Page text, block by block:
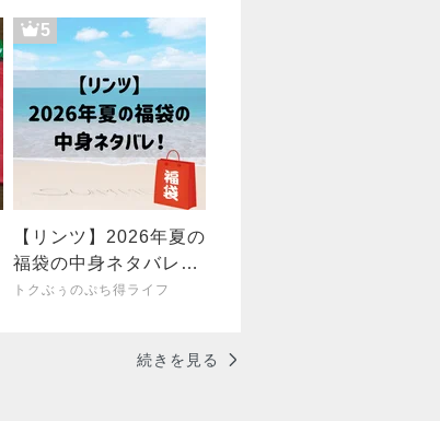
5
【リンツ】2026年夏の
福袋の中身ネタバレ！
発売日やどこで買える
トクぶぅのぷち得ライフ
続きを見る